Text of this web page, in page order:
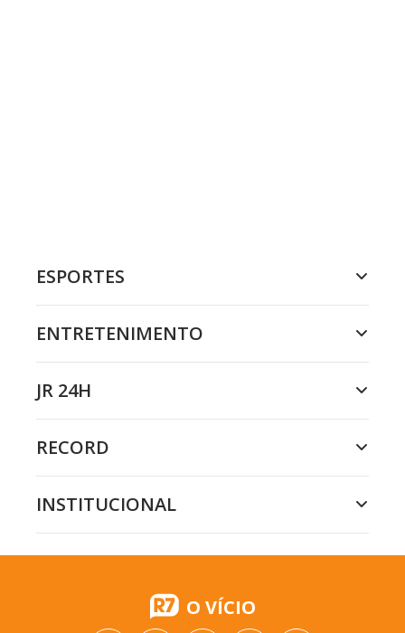
ESPORTES
ENTRETENIMENTO
JR 24H
RECORD
INSTITUCIONAL
O VÍCIO